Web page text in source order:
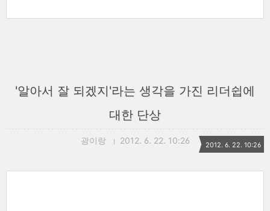
'알아서 잘 되겠지'라는 생각을 가진 리더쉽에
대한 단상
광이랑 2012. 6. 22. 10:26 2012. 6. 22. 10:26